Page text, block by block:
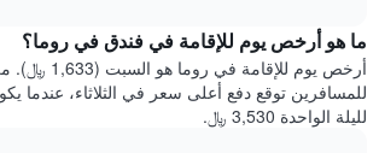
سعر
غرفة
كل
شهر
يتضمن
ما هو أرخص يوم للإقامة في فندق في روما؟
أرخص يوم
للمسافرين توقع دفع أعلى سعر في الثلاثاء، عندما
لليلة الواحدة 3,530 ﷼.